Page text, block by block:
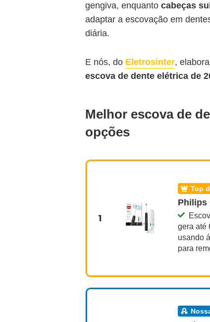
gengiva, enquanto cabeças
adaptar a escovação em
diária.
E nós, do Eletrosinter,
escova de dente elétrica de
Melhor escova de
opções
1
top
Philips
gera até
usando
para